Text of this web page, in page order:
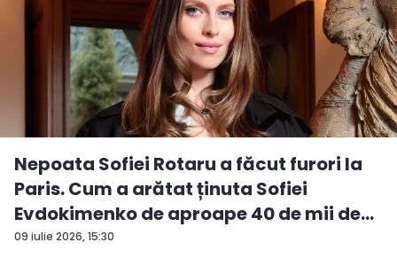
09 iulie 2026, 15:30
Nepoata Sofiei Rotaru a făcut furori la
Paris. Cum a arătat ținuta Sofiei
Evdokimenko de aproape 40 de mii de
e...